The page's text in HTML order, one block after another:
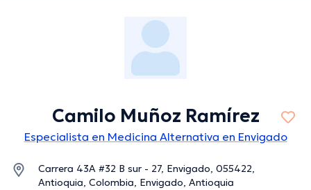
Camilo Muñoz Ramírez
Especialista en Medicina Alternativa en Envigado
Carrera 43A #32 B sur - 27, Envigado, 055422,
Antioquia, Colombia, Envigado, Antioquia